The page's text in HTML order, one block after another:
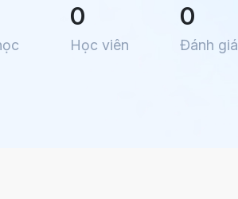
0
Học viên
0
Đánh giá